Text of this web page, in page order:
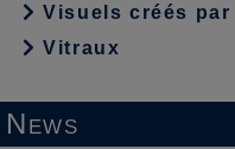
Visuels créés par
Vitraux
News